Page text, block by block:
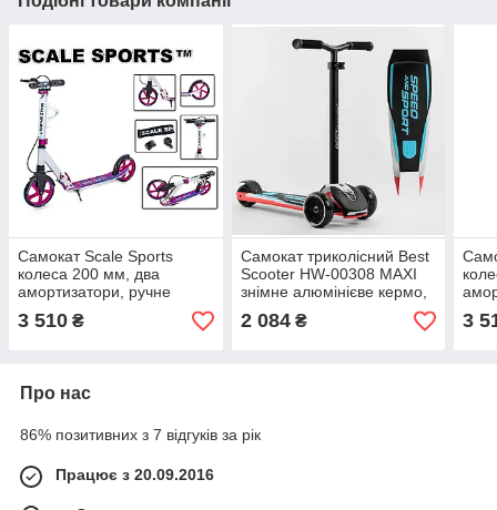
Самокат Scale Sports
колеса 200 мм, два
амортизатори, ручне
гальмо, з ліхтариком
підсклянником дзвіночком
3 510 ₴
Самокат триколісний Best
Scooter HW-00308 MAXI
знімне алюмінієве кермо,
передні колеса PU
120х45мм, зі світлом
2 084₴ 3
Про нас
86% позитивних з 7 відгуків за рік
Працює з 20.09.2016